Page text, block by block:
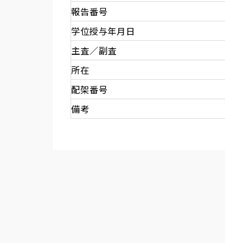
報告番号
学位授与年月日
主査／副査
所在
配架番号
備考